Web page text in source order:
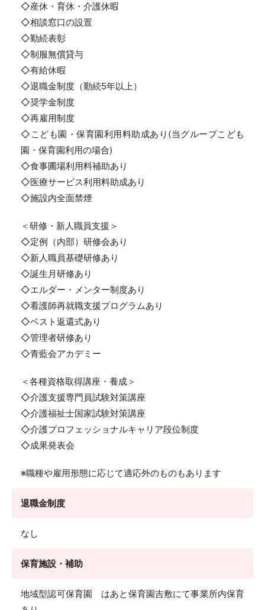
◇産休・育休・介護休暇
◇相談窓口の設置
◇勤続表彰
◇制服無償貸与
◇有給休暇
◇退職金制度（勤続5年以上）
◇奨学金制度
◇再雇用制度
◇こども園・保育園利用料助成あり(当グループこども
園・保育園利用の場合)
◇食事圃場利用料補助あり
◇医療サービス利用料助成あり
◇施設内全面禁煙
＜研修・新人職員支援＞
◇定例（内部）研修会あり
◇新人職員基礎研修あり
◇誕生月研修あり
◇エルダー・メンター制度あり
◇看護師再就職支援プログラムあり
◇ベスト返還式あり
◇管理者研修あり
◇青藍会アカデミー
＜各種資格取得講座・養成＞
◇介護支援専門員試験対策講座
◇介護福祉士国家試験対策講座
◇介護プロフェッショナルキャリア段位制度
◇成果発表会
※職種や雇用形態に応じて適応外のものもあります
退職金制度
なし
保育施設・補助
地域型認可保育園 はあと保育園吉敷にて事業所内保育